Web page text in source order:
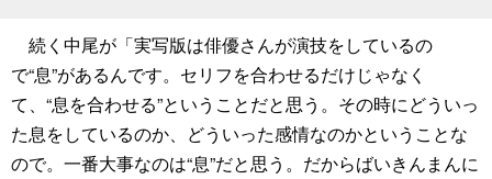
続く中尾が「実写版は俳優さんが演技をしているの
で“息”があるんです。セリフを合わせるだけじゃなく
て、“息を合わせる”ということだと思う。その時にどういっ
た息をしているのか、どういった感情なのかということな
ので。一番大事なのは“息”だと思う。だからばいきんまんに